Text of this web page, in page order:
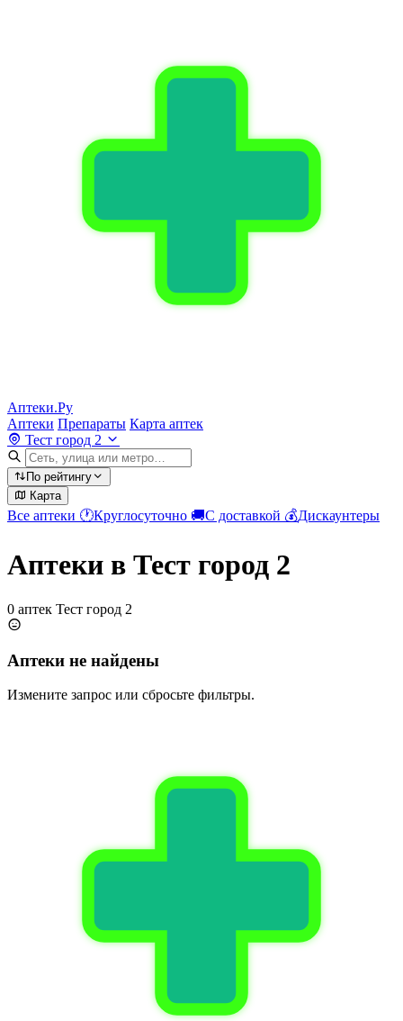
Аптеки.Ру
Аптеки Препараты Карта аптек
Тест город 2
По рейтингу
Карта
Все аптеки 🕐Круглосуточно 🚚С доставкой 💰Дискаунтеры
Аптеки в Тест город 2
0 аптек Тест город 2
Аптеки не найдены
Измените запрос или сбросьте фильтры.